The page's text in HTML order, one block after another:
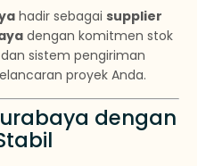
hadir sebagai supplier
dengan komitmen stok
sistem pengiriman
proyek Anda.
dengan